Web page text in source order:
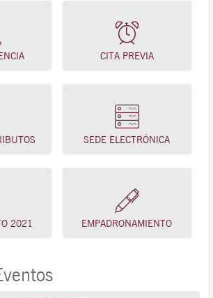
CITA PREVIA
SEDE ELECTRÓNICA
2021 EMPADRONAMIENTO